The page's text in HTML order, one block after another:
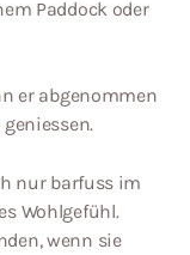
Paddock oder
er abgenommen
nur barfuss im
Wohlgefühl.
wenn sie